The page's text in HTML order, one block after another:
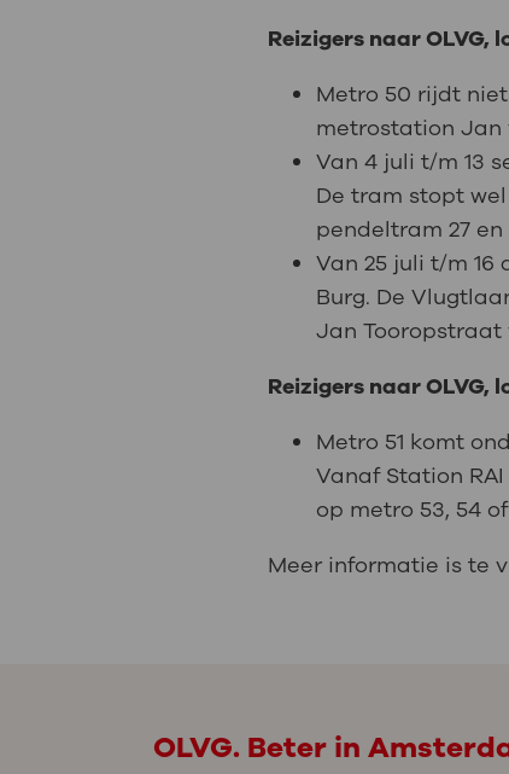
Reizigers naar OLVG,
Metro 50 rijdt
metrostation Jan
Van 4 juli t/m 13
De tram stopt
pendeltram 27
Van 25 juli t/m
Burg. De
Jan Tooropstraat
Reizigers naar OLVG,
Metro 51 komt
Vanaf Station
op metro 53, 54
Meer informatie is te
OLVG. Beter in